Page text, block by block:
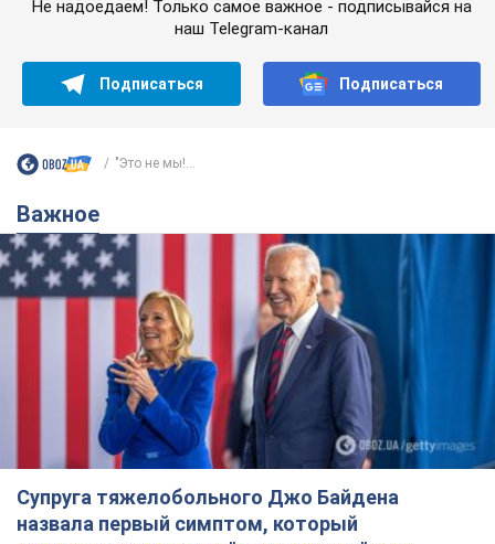
Не надоедаем! Только самое важное - подписывайся на
наш Telegram-канал
Подписаться Подписаться
"Это не мы!...
Важное
Супруга тяжелобольного Джо Байдена
назвала первый симптом, который